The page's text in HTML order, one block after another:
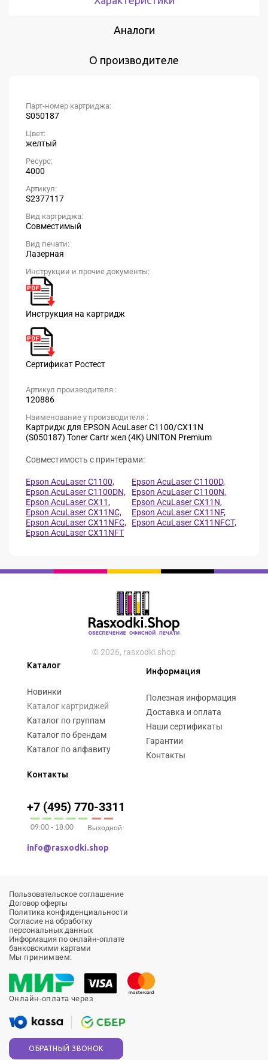
Аналоги
О производителе
Парт-номер картриджа:
S050187
Цвет:
желтый
Ресурс:
4000
Артикул:
S2377117
Вид картриджа:
Совместимый
Вид печати:
Лазерная
Инструкции и прочие документы:
Инструкция на картридж
Сертификат Ростест
Артикул производителя :
120886
Наименование у производителя :
Картридж для EPSON AcuLaser C1100/CX11N
(S050187) Toner Cartr жел (4К) UNITON Premium
Совместимость с принтерами:
Epson AcuLaser C1100,
Epson AcuLaser C1100D,
Epson AcuLaser C1100DN,
Epson AcuLaser C1100N,
Epson AcuLaser CX11,
Epson AcuLaser CX11N,
Epson AcuLaser CX11NC,
Epson AcuLaser CX11NF,
Epson AcuLaser CX11NFC,
Epson AcuLaser CX11NFCT,
Epson AcuLaser CX11NFT
© 2026, rasxodki.shop
Каталог
Новинки
Каталог картриджей
Каталог по группам
Каталог по брендам
Каталог по алфавиту
Информация
Полезная информация
Доставка и оплата
Наши сертификаты
Гарантии
Контакты
Контакты
+7 (495) 770-3311
09:00 - 18:00 Выходной
info@rasxodki.shop
Пользовательское соглашение
Договор оферты
Политика конфиденциальности
Согласие на обработку
персональных данных
Информация по онлайн-оплате
банковскими картами
Мы принимаем:
Онлайн-оплата через
ОБРАТНЫЙ ЗВОНОК